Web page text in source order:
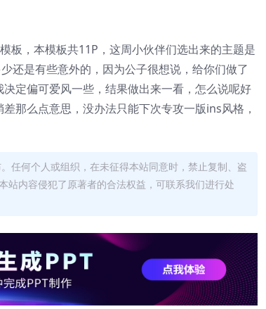
板，本模板共11P，这周小伙伴们选出来的主题是
还是有些意外的，因为公子很想说，给你们做了
定偏可爱风一些，结果做出来一看，怎么说呢好
那么点意思，没办法只能下次专攻一版ins风格，
任何个人或组织，在未征得本站同意时，禁止复制、盗
站内容侵犯了原著者的合法权益，可联系我们进行处